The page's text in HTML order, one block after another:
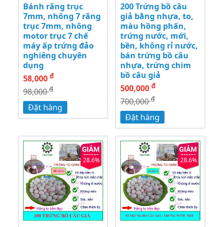
Bánh răng trục
7mm, nhông 7 răng
trục 7mm, nhông
motor trục 7 chế
máy ấp trứng đảo
nghiêng chuyên
dụng
58,000 đ
98,000đ
Đặt hàng
200 Trứng bồ câu
giả bằng nhựa, to,
màu hồng phấn,
trứng nước, mới,
bền, không rỉ nước,
bán trứng bồ câu
nhựa, trứng chim
bồ câu giả
500,000 đ
700,000đ
Đặt hàng
28.6% 28.6%